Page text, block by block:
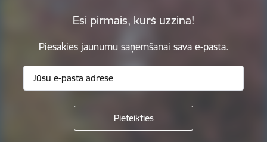
Esi pirmais, kurš uzzina!
Piesakies jaunumu saņemšanai savā e-pastā.